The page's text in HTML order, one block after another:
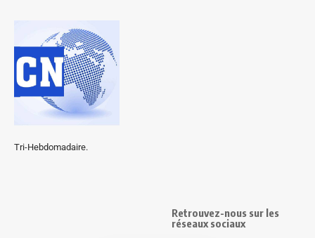
Tri-Hebdomadaire.
Retrouvez-nous sur les
réseaux sociaux